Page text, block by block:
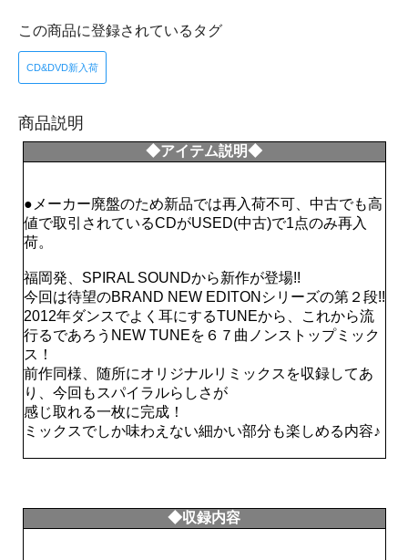
この商品に登録されているタグ
CD&DVD新入荷
商品説明
◆アイテム説明◆
●メーカー廃盤のため新品では再入荷不可、中古でも高
値で取引されているCDがUSED(中古)で1点のみ再入
荷。
福岡発、SPIRAL SOUNDから新作が登場!!
今回は待望のBRAND NEW EDITONシリーズの第２段!!
2012年ダンスでよく耳にするTUNEから、これから流
行るであろうNEW TUNEを６７曲ノンストップミック
ス！
前作同様、随所にオリジナルリミックスを収録してあ
り、今回もスパイラルらしさが
感じ取れる一枚に完成！
ミックスでしか味わえない細かい部分も楽しめる内容♪
◆収録内容